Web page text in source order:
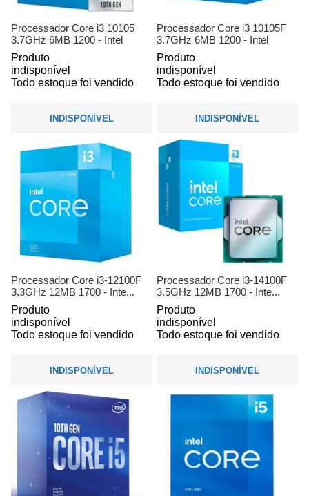
Processador Core i3 10105
3.7GHz 6MB 1200 - Intel
Produto
indisponível
Todo estoque foi vendido
INDISPONÍVEL
Processador Core i3 10105F
3.7GHz 6MB 1200 - Intel
Produto
indisponível
Todo estoque foi vendido
INDISPONÍVEL
Processador Core i3-12100F
3.3GHz 12MB 1700 - Inte...
Produto
indisponível
Todo estoque foi vendido
INDISPONÍVEL
Processador Core i3-14100F
3.5GHz 12MB 1700 - Inte...
Produto
indisponível
Todo estoque foi vendido
INDISPONÍVEL